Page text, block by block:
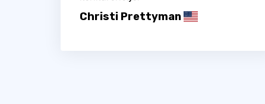
Christi Prettyman